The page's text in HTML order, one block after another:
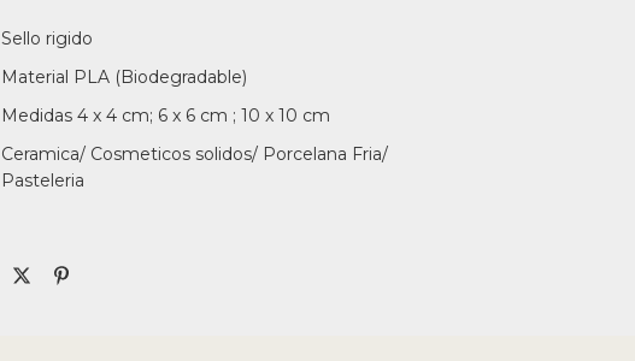
Sello rigido
Material PLA (Biodegradable)
Medidas 4 x 4 cm; 6 x 6 cm ; 10 x 10 cm
Ceramica/ Cosmeticos solidos/ Porcelana Fria/
Pasteleria